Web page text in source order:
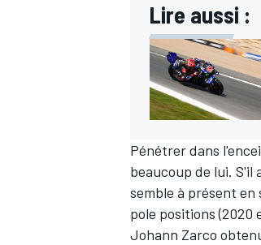
Lire aussi :
Pénétrer dans
beaucoup de lui. S'il
semble à présent
pole positions
Johann Zarco